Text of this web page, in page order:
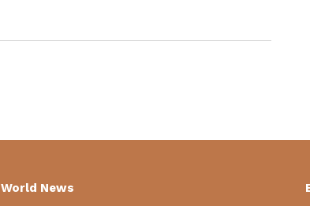
World News